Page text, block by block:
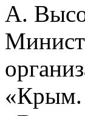
А.
«Крым.